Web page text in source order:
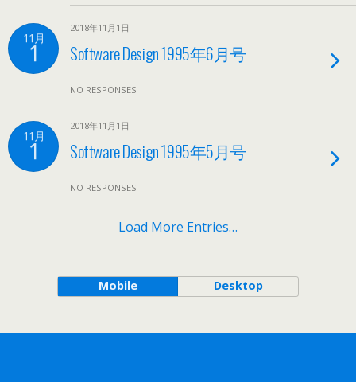
11月
1
2018年11月1日
Software Design 1995年6月号
NO RESPONSES
11月
1
2018年11月1日
Software Design 1995年5月号
NO RESPONSES
Load More Entries…
Mobile Desktop